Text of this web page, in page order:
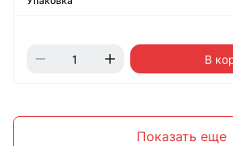
В
Показать еще